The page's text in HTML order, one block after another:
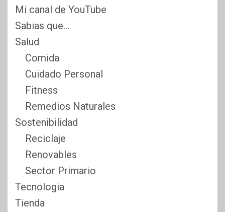
Mi canal de YouTube
Sabias que…
Salud
Comida
Cuidado Personal
Fitness
Remedios Naturales
Sostenibilidad
Reciclaje
Renovables
Sector Primario
Tecnologia
Tienda